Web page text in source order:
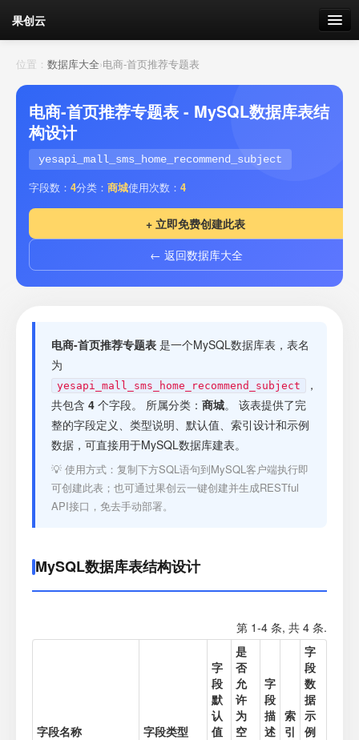
果创云
数据表单
API接口
云存储
流量 剩余接口流量
套餐
接口测试
位置： 数据库大全›电商-首页推荐专题表
电商-首页推荐专题表 - MySQL数据库表结
构设计
yesapi_mall_sms_home_recommend_subject
字段数： 4分类： 商城使用次数： 4
+ 立即免费创建此表
← 返回数据库大全
电商-首页推荐专题表 是一个MySQL数据库表，表名
为
yesapi_mall_sms_home_recommend_subject
，
共包含 4 个字段。 所属分类： 商城。 该表提供了完
整的字段定义、类型说明、默认值、索引设计和示例
数据，可直接用于MySQL数据库建表。
💡 使用方式：复制下方SQL语句到MySQL客户端执行即
可创建此表；也可通过果创云一键创建并生成RESTful
API接口，免去手动部署。
MySQL数据库表结构设计
第 1-4 条, 共 4 条.
字段名称 字段类型
字
段
默
认
值
是
否
允
许
为
空
字
段
描
述
索
引
字
段
数
据
示
例